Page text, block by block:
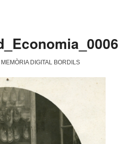
DIGITAL BORDILS